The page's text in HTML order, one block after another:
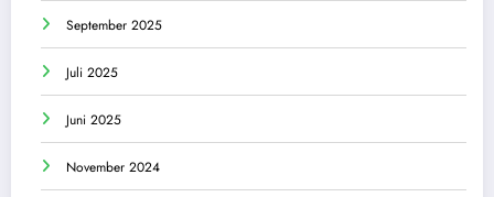
September 2025
Juli 2025
Juni 2025
November 2024